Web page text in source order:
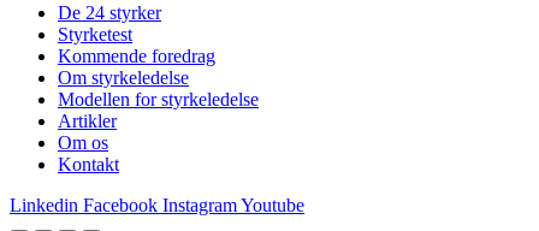
De 24 styrker
Styrketest
Kommende foredrag
Om styrkeledelse
Modellen for styrkeledelse
Artikler
Om os
Kontakt
Linkedin Facebook InstagramYoutube